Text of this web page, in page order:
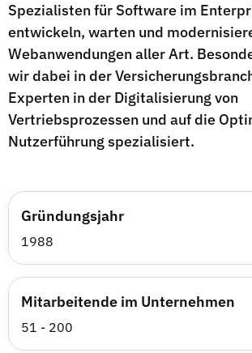
Spezialisten für Software im
entwickeln, warten und
Webanwendungen aller Art.
wir dabei in der
Experten in der Digitalisierung von
Vertriebsprozessen und auf die
Nutzerführung spezialisiert.
Gründungsjahr
1988
Mitarbeitende im Unternehmen
51 - 200